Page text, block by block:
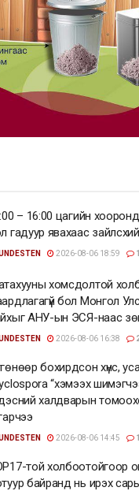
– 16:00 цагийн
гадуур явахаас
2026-08-06 18:59 1
хомсдолтой
бол Монгол
АНУ-ын ЭСЯ-наас
2026-08-06 16:38
бохирдсон хүнс,
“хэмээх
халдварын
2026-08-06 14:45 1
той холбоотойгоор
байранд нь ирэх